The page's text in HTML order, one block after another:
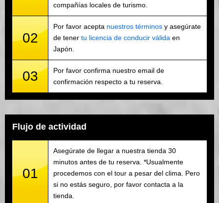
compañías locales de turismo.
02
Por favor acepta nuestros términos y asegúrate
de tener tu licencia de conducir válida en
Japón.
03
Por favor confirma nuestro email de
confirmación respecto a tu reserva.
Flujo de actividad
01
Asegúrate de llegar a nuestra tienda 30
minutos antes de tu reserva. *Usualmente
procedemos con el tour a pesar del clima. Pero
si no estás seguro, por favor contacta a la
tienda.